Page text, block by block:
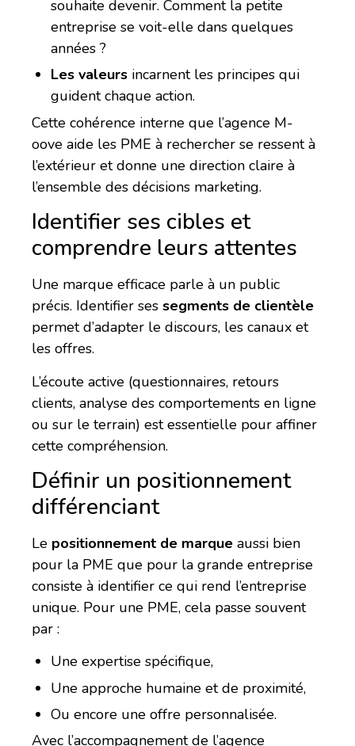
souhaite devenir. Comment la petite
entreprise se voit-elle dans quelques
années ?
Les valeurs incarnent les principes qui
guident chaque action.
Cette cohérence interne que l’agence M-
oove aide les PME à rechercher se ressent à
l’extérieur et donne une direction claire à
l’ensemble des décisions marketing.
Identifier ses cibles et
comprendre leurs attentes
Une marque efficace parle à un public
précis. Identifier ses segments de clientèle
permet d’adapter le discours, les canaux et
les offres.
L’écoute active (questionnaires, retours
clients, analyse des comportements en ligne
ou sur le terrain) est essentielle pour affiner
cette compréhension.
Définir un positionnement
différenciant
Le positionnement de marque aussi bien
pour la PME que pour la grande entreprise
consiste à identifier ce qui rend l’entreprise
unique. Pour une PME, cela passe souvent
par :
Une expertise spécifique,
Une approche humaine et de proximité,
Ou encore une offre personnalisée.
Avec l’accompagnement de l’agence